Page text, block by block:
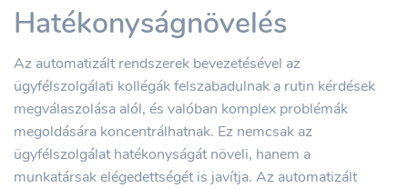
Hatékonyságnövelés
Az automatizált rendszerek bevezetésével az
ügyfélszolgálati kollégák felszabadulnak a rutin kérdések
megválaszolása alól, és valóban komplex problémák
megoldására koncentrálhatnak. Ez nemcsak az
ügyfélszolgálat hatékonyságát növeli, hanem a
munkatársak elégedettségét is javítja. Az automatizált